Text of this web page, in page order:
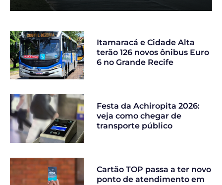
Itamaracá e Cidade Alta
terão 126 novos ônibus Euro
6 no Grande Recife
Festa da Achiropita 2026:
veja como chegar de
transporte público
Cartão TOP passa a ter novo
ponto de atendimento em